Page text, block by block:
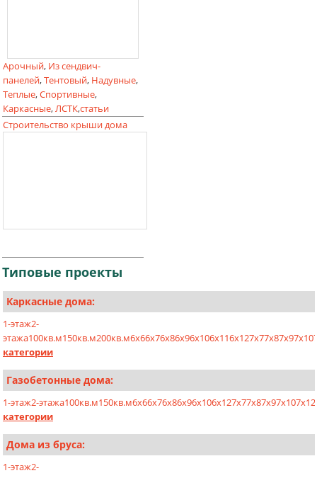
Арочный, Из сендвич-
панелей,Тентовый, Надувные,
Теплые,Спортивные,
Каркасные,ЛСТК,статьи
Строительство крыши дома
Типовые проекты
Каркасные дома:
1-этаж2-
этажа100кв.м150кв.м200кв.м6х66х76х86х96х106х116х127х77х87х97х10
категории
Газобетонные дома:
1-этаж2-этажа100кв.м150кв.м6x66x76x86x96x106x127x77x87x97x107x12
категории
Дома из бруса:
1-этаж2-